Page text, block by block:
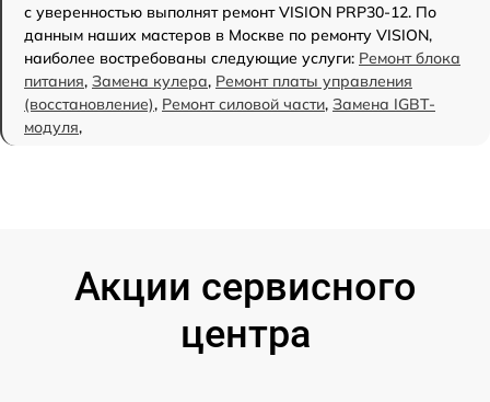
с уверенностью выполнят ремонт VISION PRP30-12. По
данным наших мастеров в Москве по ремонту VISION,
наиболее востребованы следующие услуги: Ремонт блока
питания, Замена кулера, Ремонт платы управления
(восстановление), Ремонт силовой части, Замена IGBT-
модуля,
Акции сервисного
центра